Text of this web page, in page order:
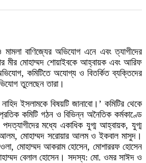
বাণিজ্যের অভিযোগ এনে এবং ত্যাগীদের
মীর মোহাম্মদ শোয়াইবকে আহ্বায়ক এবং আরিফ
কমিটিতে অযোগ্য ও বিতর্কিত ব্যক্তিদের
তুলেছেন তারা।
ইসলামকে বিষয়টি জানাবো।’ কমিটির থেকে
কমিটি গঠন ও বিভিন্ন অনৈতিক কর্মকাণ্ডে
পদত্যাগীদের মধ্যে একাধিক যুগ্ম আহ্বায়ক, যুগ্ম
মোহাম্মদ সরোয়ার আলম ও ইকবাল মাসুদ।
মোহাম্মদ আকরাম হোসেন, মোশাররফ হোসেন
বেলাল হোসেন। সদস্য: মো. ওমর সাঈদ ও